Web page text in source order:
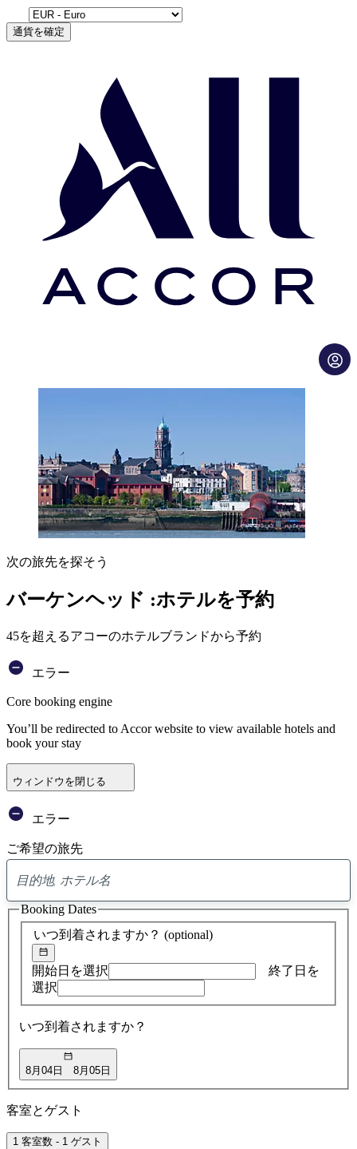
通貨を確定
次の旅先を探そう
バーケンヘッド :ホテルを予約
45を超えるアコーのホテルブランドから予約
エラー
Core booking engine
You’ll be redirected to Accor website to view available hotels and
book your stay
ウィンドウを閉じる
エラー
ご希望の旅先
ア
ド
バ
イ
検
索
いつ到着されますか？ (optional)
開始日を選択
終了日を
選択
いつ到着されますか？
8月04日 8月05日
Booking Dates
客室とゲスト
1 客室数 - 1 ゲスト